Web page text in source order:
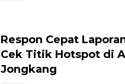
Respon Cepat
Cek Titik Hotspot di
Jongkang